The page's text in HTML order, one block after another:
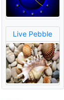
Live Pebble